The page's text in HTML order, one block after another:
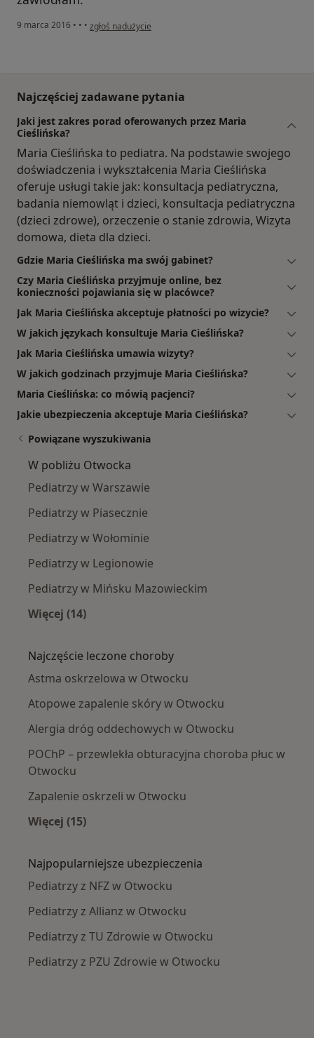
9 marca 2016 • • • w opinii użytkownika Joanna
zgłoś nadużycie
Najczęściej zadawane pytania
Jaki jest zakres porad oferowanych przez Maria
Cieślińska?
Maria Cieślińska to pediatra. Na podstawie swojego
doświadczenia i wykształcenia Maria Cieślińska
oferuje usługi takie jak: konsultacja pediatryczna,
badania niemowląt i dzieci, konsultacja pediatryczna
(dzieci zdrowe), orzeczenie o stanie zdrowia, Wizyta
domowa, dieta dla dzieci.
Gdzie Maria Cieślińska ma swój gabinet?
Czy Maria Cieślińska przyjmuje online, bez
konieczności pojawiania się w placówce?
Jak Maria Cieślińska akceptuje płatności po wizycie?
W jakich językach konsultuje Maria Cieślińska?
Jak Maria Cieślińska umawia wizyty?
W jakich godzinach przyjmuje Maria Cieślińska?
Maria Cieślińska: co mówią pacjenci?
Jakie ubezpieczenia akceptuje Maria Cieślińska?
Powiązane wyszukiwania
W pobliżu Otwocka
Pediatrzy w Warszawie
Pediatrzy w Piasecznie
Pediatrzy w Wołominie
Pediatrzy w Legionowie
Pediatrzy w Mińsku Mazowieckim
Więcej (14)
Najczęście leczone choroby
Astma oskrzelowa w Otwocku
Atopowe zapalenie skóry w Otwocku
Alergia dróg oddechowych w Otwocku
POChP – przewlekła obturacyjna choroba płuc w
Otwocku
Zapalenie oskrzeli w Otwocku
Więcej (15)
Najpopularniejsze ubezpieczenia
Pediatrzy z NFZ w Otwocku
Pediatrzy z Allianz w Otwocku
Pediatrzy z TU Zdrowie w Otwocku
Pediatrzy z PZU Zdrowie w Otwocku